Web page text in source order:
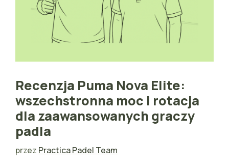
Recenzja Puma Nova Elite:
wszechstronna moc i rotacja
dla zaawansowanych graczy
padla
przez Practica Padel Team